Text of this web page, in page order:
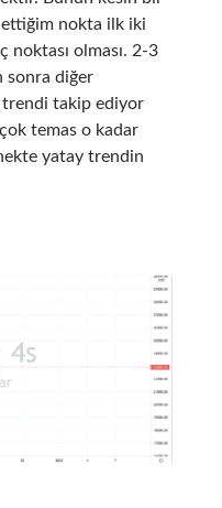
nokta ilk iki
noktası olması. 2-3
sonra diğer
trendi takip ediyor
temas o kadar
yatay trendin